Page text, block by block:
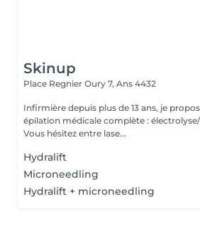
Skinup
Place Regnier Oury 7, Ans 4432
Infirmière depuis plus de 13 ans, je
épilation médicale complète :
Vous hésitez entre lase...
Hydralift
Microneedling
Hydralift + microneedling